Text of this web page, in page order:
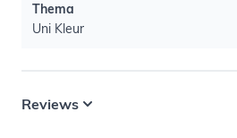
Thema
Uni Kleur
Reviews